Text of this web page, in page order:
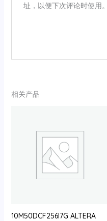
址，以便下次评论时使用。
相关产品
10M50DCF256I7G ALTERA